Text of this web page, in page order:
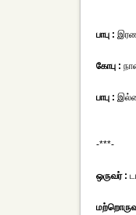
பாபு :
கோபு :
பாபு :
-***-
ஒருவர் :